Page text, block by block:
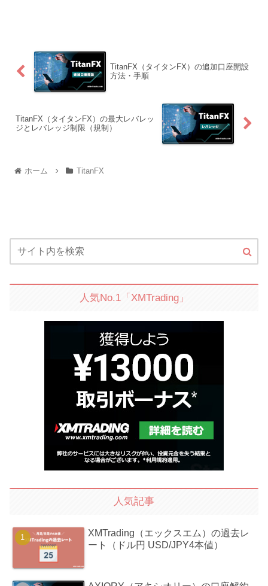
TitanFX（タイタンFX）の追加口座開設
方法・手順
TitanFX（タイタンFX）の最大レバレッ
ジとレバレッジ制限（規制）
ホーム TitanFX
人気No.1「XMTrading」
人気記事
XMTrading（エックスエム）の過去レ
ート（ドル円 USD/JPY4本値）